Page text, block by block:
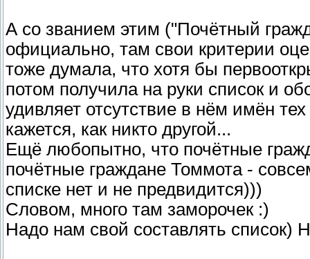
А со званием этим ("Почётный
официально, там свои критерии
тоже думала, что хотя бы
потом получила на руки список и
удивляет отсутствие в нём имён
кажется, как никто другой...
Ещё любопытно, что почётные
почётные граждане Томмота -
списке нет и не предвидится)))
Словом, много там заморочек :)
Надо нам свой составлять